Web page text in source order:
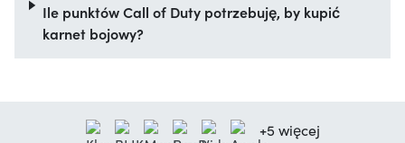
Ile punktów Call of Duty potrzebuję, by kupić
karnet bojowy?
+5 więcej